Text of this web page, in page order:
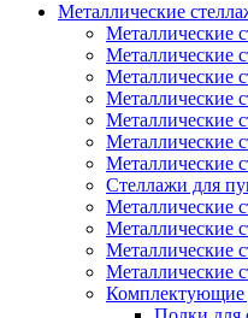
Металлические
Металлические
Металлические
Металлические
Металлические
Металлические
Металлические
Металлические
Стеллажи для
Металлические
Металлические
Металлические
Металлические
Комплектующие